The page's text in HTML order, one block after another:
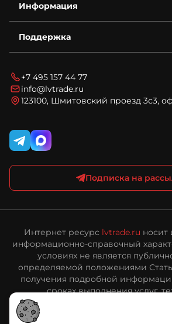
Контакты
Деталировки
Для бизнеса
Спецпредложения
Информация
Гарантия
Условия оплаты
Соглашение на обработку
Политика конфиденциальности и
персональных данных
Поддержка
Карта сайта
Подписка на
+7 495 157 44 77
info@lvtrade.ru
123100, Шмитовский проезд 3с3,
Интернет ресурс lvtrade.ru носит
информационно-справочный
условиях не является
определяемой положениями
получения подробной
сроках выполнения услуг,
характеристиках
обращайтесь к сотрудникам